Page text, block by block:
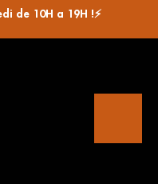
de 10H a 19H !⚡